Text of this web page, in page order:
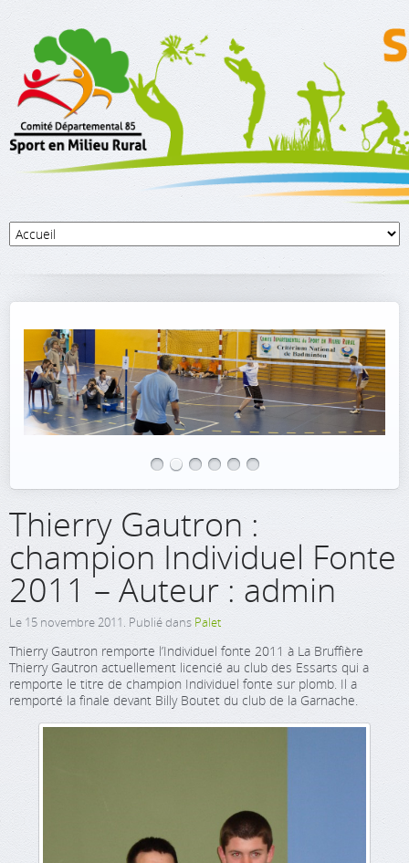
Thierry Gautron :
champion Individuel Fonte
2011 – Auteur : admin
Le 15 novembre 2011. Publié dans Palet
Thierry Gautron remporte l’Individuel fonte 2011 à La Bruffière
Thierry Gautron actuellement licencié au club des Essarts qui a
remporte le titre de champion Individuel fonte sur plomb. Il a
remporté la finale devant Billy Boutet du club de la Garnache.